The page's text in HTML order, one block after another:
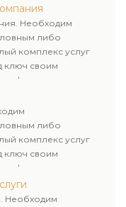
к каждому
Необходим
либо
комплекс услуг
ключ своим
физических и
к каждому
либо
комплекс услуг
ключ своим
физических и
к каждому
Необходим